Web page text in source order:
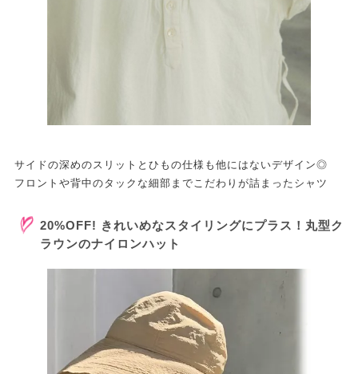
サイドの深めのスリットとひもの仕様も他にはないデザイン◎
フロントや背中のタックな細部までこだわりが詰まったシャツ
20%OFF! きれいめなスタイリングにプラス！丸型ク
ラウンのナイロンハット